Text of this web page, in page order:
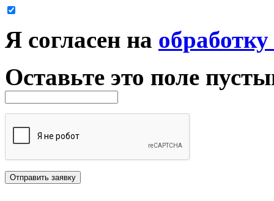
Я согласен на
Оставьте это поле